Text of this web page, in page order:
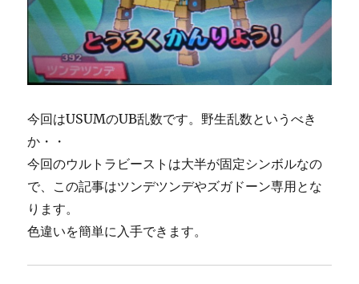
今回はUSUMのUB乱数です。野生乱数というべき
か・・
今回のウルトラビーストは大半が固定シンボルなの
で、この記事はツンデツンデやズガドーン専用とな
ります。
色違いを簡単に入手できます。